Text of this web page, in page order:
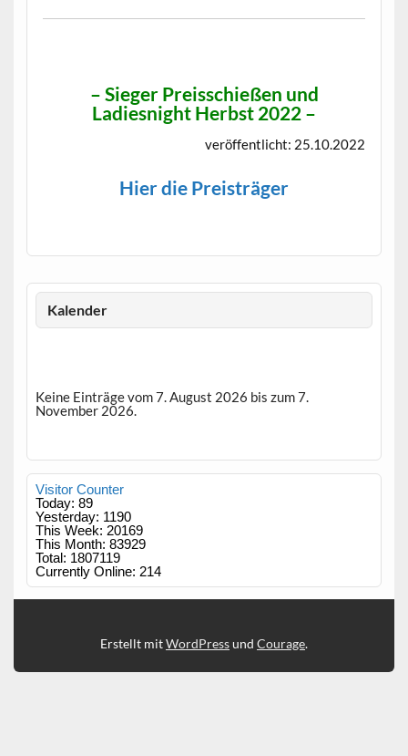
– Sieger Preisschießen und
Ladiesnight Herbst 2022 –
veröffentlicht: 25.10.2022
Hier die Preisträger
Kalender
Keine Einträge vom 7. August 2026 bis zum 7.
November 2026.
Visitor Counter
Today: 89
Yesterday: 1190
This Week: 20169
This Month: 83929
Total: 1807119
Currently Online: 214
Erstellt mitWordPressund Courage.